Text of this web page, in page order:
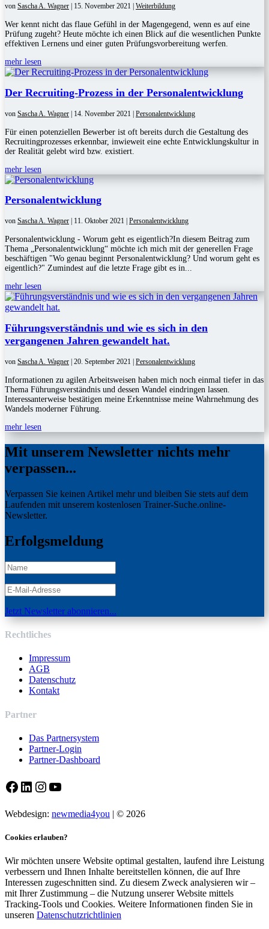
von Sascha A. Wagner | 15. November 2021 | Weiterbildung
Wer kennt nicht das flaue Gefühl in der Magengegend, wenn es auf eine
Prüfung zugeht? Heute möchte ich einen Blick auf die wesentlichen Punkte
effektiven Lernens und einer guten Prüfungsvorbereitung werfen.
mehr lesen
Der Recruiting-Prozess in der Personalentwicklung
von Sascha A. Wagner | 14. November 2021 | Personalentwicklung
Für einen potenziellen Bewerber ist oft bereits durch die Gestaltung des
Recruitingprozesses erkennbar, inwieweit eine echte Entwicklungskultur in
der Realität gelebt wird bzw. existiert.
mehr lesen
Personalentwicklung
von Sascha A. Wagner 11. Oktober 2021 Personalentwicklung
Personalentwicklung - Worum geht es eigentlich?In diesem Beitrag zum
Thema „Personalentwicklung“ möchte ich mich mit der generellen Frage
beschäftigen "Wo genau beginnt Personalentwicklung? Und worum geht es
eigentlich?" Zumindest auf die letzte Frage gibt es in...
mehr lesen
Führungsverständnis und wie es sich in den
vergangenen Jahren gewandelt hat.
von Sascha A. Wagner 20. September 2021 Personalentwicklung
Informationen zu agilen Arbeitsweisen haben mich noch einmal tiefer in das
Thema Führungsverständnis und dessen Wandel eindringen lassen.
Interessanterweise bestätigen meine Erkenntnisse meine Wahrnehmung des
Wandels moderner Führung.
mehr lesen
Mit unserem Newsletter nichts mehr
verpassen...
Verpassen Sie keinen Artikel mehr und bleiben Sie stets auf dem
Laufenden mit unserem kostenlosen Trainer-Suche.online-
Newsletter.
Erfolgsmeldung
Jetzt Newsletter abonnieren...
Rechtliches
Impressum
AGB
Datenschutz
Kontakt
Partner
Das Partnersystem
Partner-Login
Partner-Dashboard
Facebook
LinkedIn
Instagram
YouTube
Webdesign: newmedia4you | © 2026
Cookies erlauben?
Wir möchten unsere Website optimal gestalten, laufend ihre Leistung
verbessern und Ihnen Inhalte bereitstellen können, die auf Ihre
Interessen zugeschnitten sind. Zu diesem Zweck analysieren wir –
mit Ihrer Zustimmung – die Nutzung unserer Website mittels
Tracking-Tools und Cookies. Weitere Informationen finden Sie in
unseren Datenschutzrichtlinien